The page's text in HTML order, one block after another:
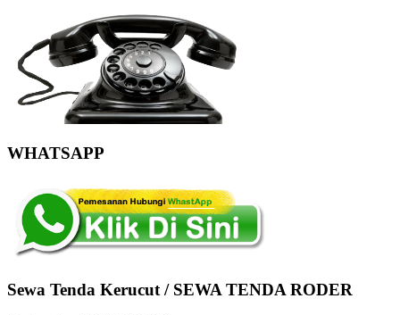
WHATSAPP
Sewa Tenda Kerucut / SEWA TENDA RODER